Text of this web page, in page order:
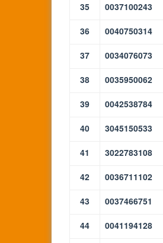
35 0037100243
36 0040750314
37 0034076073
38 0035950062
39 0042538784
40 3045150533
41 3022783108
42 0036711102
43 0037466751
44 0041194128